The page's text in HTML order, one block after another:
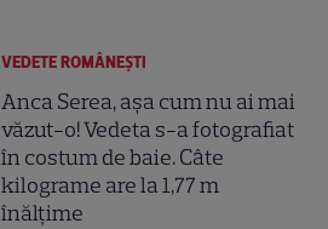
VEDETE ROMÂNEŞTI
Anca Serea, așa cum nu ai mai
văzut-o! Vedeta s-a fotografiat
în costum de baie. Câte
kilograme are la 1,77 m
înălțime